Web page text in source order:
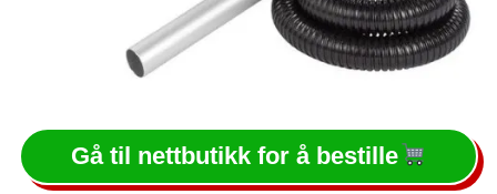
Gå til nettbutikk for å bestille